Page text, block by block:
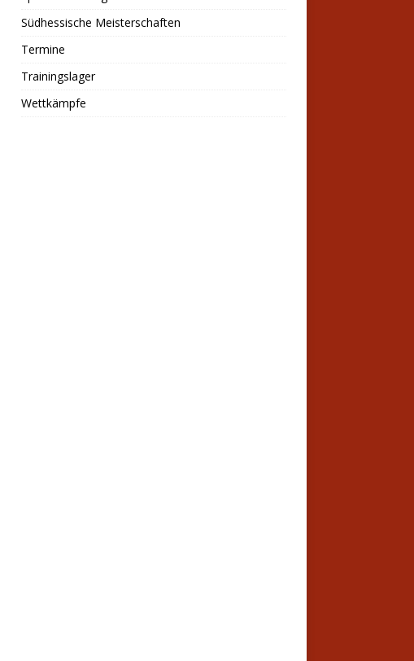
Südhessische Meisterschaften
Termine
Trainingslager
Wettkämpfe